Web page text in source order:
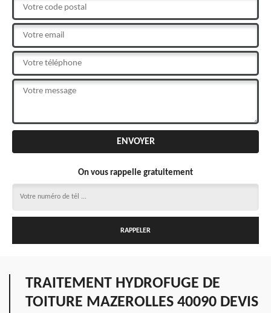
On vous rappelle gratuitement
TRAITEMENT HYDROFUGE DE
TOITURE MAZEROLLES 40090 DEVIS